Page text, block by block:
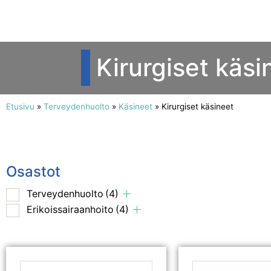
Kirurgiset
Etusivu » Terveydenhuolto » Käsineet » Kirurgiset käsineet
Osastot
Terveydenhuolto (4)
Erikoissairaanhoito (4)